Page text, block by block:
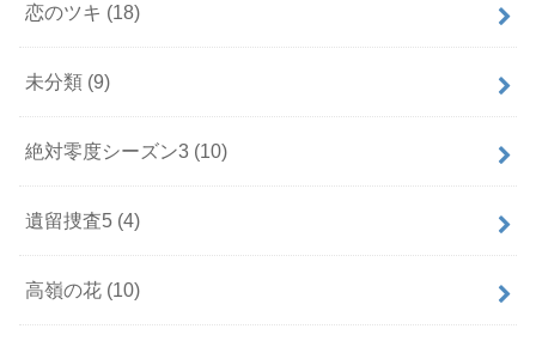
恋のツキ (18)
未分類 (9)
絶対零度シーズン3 (10)
遺留捜査5 (4)
高嶺の花 (10)